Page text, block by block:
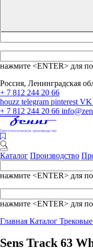
нажмите <ENTER> для
Россия, Ленинградская
+ 7 812 244 20 66
houzz telegram pinterest VK
+ 7 812 244 20 66
Каталог Производство
нажмите <ENTER> для
нажмите <ENTER> для
Главная Каталог
Sens Track 63